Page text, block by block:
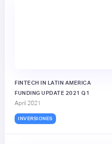
FINTECH IN LATIN AMERICA
FUNDING UPDATE 2021 Q1
April 2021
INVERSIONES